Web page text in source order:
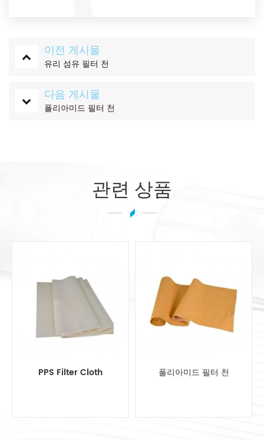
이전 게시물
유리 섬유 필터 천
다음 게시물
폴리아미드 필터 천
관련 상품
폴리아미드 필터 천 PTFE Filter Cloth